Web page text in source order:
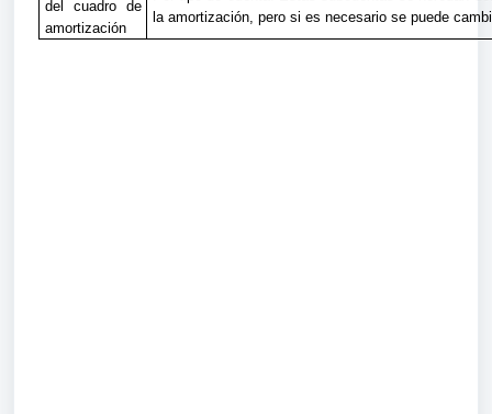
del cuadro de
amortización
la amortización, pero si es necesario se puede